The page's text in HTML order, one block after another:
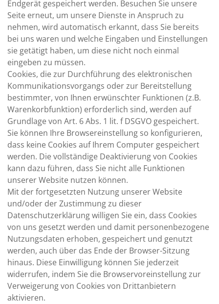
Endgerät gespeichert werden. Besuchen Sie unsere
Seite erneut, um unsere Dienste in Anspruch zu
nehmen, wird automatisch erkannt, dass Sie bereits
bei uns waren und welche Eingaben und Einstellungen
sie getätigt haben, um diese nicht noch einmal
eingeben zu müssen.
Cookies, die zur Durchführung des elektronischen
Kommunikationsvorgangs oder zur Bereitstellung
bestimmter, von Ihnen erwünschter Funktionen (z.B.
Warenkorbfunktion) erforderlich sind, werden auf
Grundlage von Art. 6 Abs. 1 lit. f DSGVO gespeichert.
Sie können Ihre Browsereinstellung so konfigurieren,
dass keine Cookies auf Ihrem Computer gespeichert
werden. Die vollständige Deaktivierung von Cookies
kann dazu führen, dass Sie nicht alle Funktionen
unserer Website nutzen können.
Mit der fortgesetzten Nutzung unserer Website
und/oder der Zustimmung zu dieser
Datenschutzerklärung willigen Sie ein, dass Cookies
von uns gesetzt werden und damit personenbezogene
Nutzungsdaten erhoben, gespeichert und genutzt
werden, auch über das Ende der Browser-Sitzung
hinaus. Diese Einwilligung können Sie jederzeit
widerrufen, indem Sie die Browservoreinstellung zur
Verweigerung von Cookies von Drittanbietern
aktivieren.